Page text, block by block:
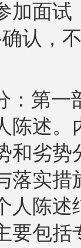
加面
认，
：第
陈述
和劣
落实
人陈
要包